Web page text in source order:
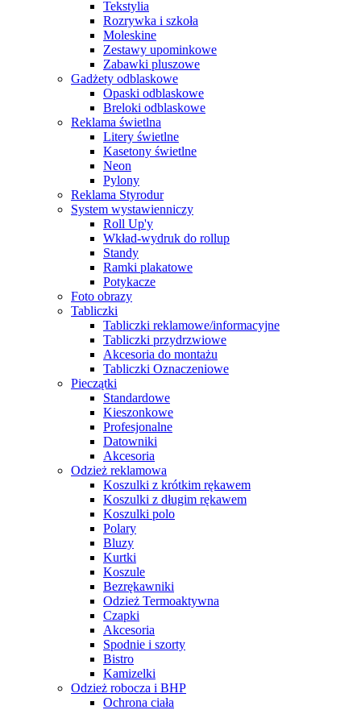
Tekstylia
Rozrywka i szkoła
Moleskine
Zestawy upominkowe
Zabawki pluszowe
Gadżety odblaskowe
Opaski odblaskowe
Breloki odblaskowe
Reklama świetlna
Litery świetlne
Kasetony świetlne
Neon
Pylony
Reklama Styrodur
System wystawienniczy
Roll Up'y
Wkład-wydruk do rollup
Standy
Ramki plakatowe
Potykacze
Foto obrazy
Tabliczki
Tabliczki reklamowe/informacyjne
Tabliczki przydrzwiowe
Akcesoria do montażu
Tabliczki Oznaczeniowe
Pieczątki
Standardowe
Kieszonkowe
Profesjonalne
Datowniki
Akcesoria
Odzież reklamowa
Koszulki z krótkim rękawem
Koszulki z długim rękawem
Koszulki polo
Polary
Bluzy
Kurtki
Koszule
Bezrękawniki
Odzież Termoaktywna
Czapki
Akcesoria
Spodnie i szorty
Bistro
Kamizelki
Odzież robocza i BHP
Ochrona ciała